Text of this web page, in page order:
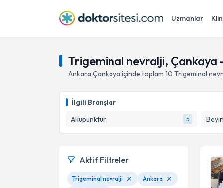
Uzmanlar
Trigeminal nevralji, Çankaya
Ankara Çankaya içinde toplam 10 Trigeminal
İlgili Branşlar
Akupunktur
5
Aktif Filtreler
Trigeminal nevralji
Ankara